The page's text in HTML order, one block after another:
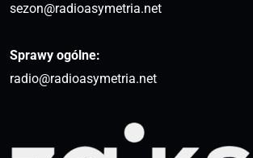
sezon@radioasymetria.net
Sprawy ogólne:
radio@radioasymetria.net